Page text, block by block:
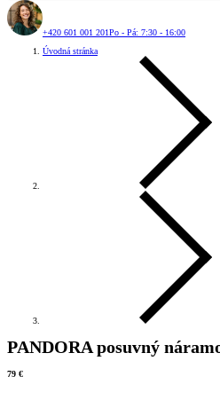
+420 601 001 201Po - Pá: 7:30 - 16:00
Úvodná stránka
PANDORA posuvný
79 €